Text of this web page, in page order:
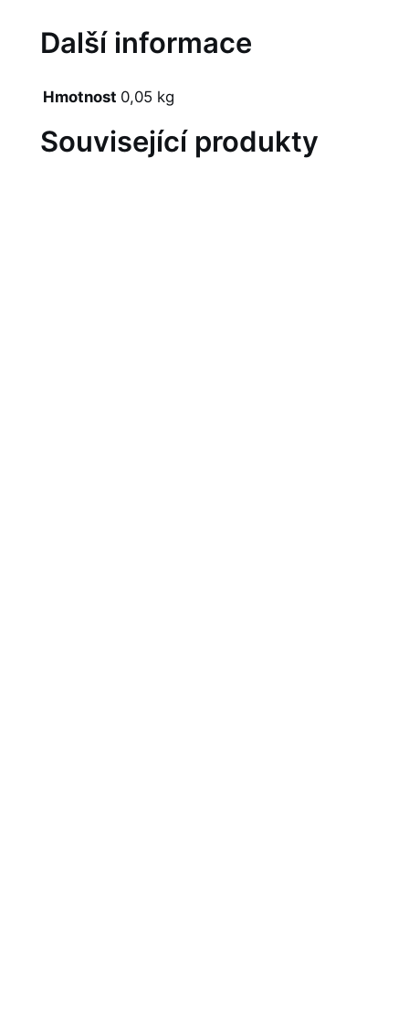
Další informace
Hmotnost 0,05 kg
Související produkty